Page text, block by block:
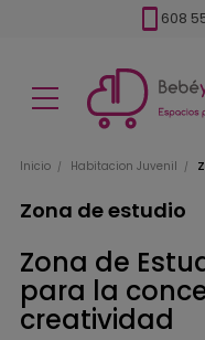
608
Inicio Habitacion Juvenil
Zona de estudio
Zona de
para la
creatividad